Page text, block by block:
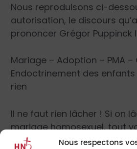
Nous respectons
Nous reproduisons ci-
autorisation, le discours
prononcer Grégor Puppinck
Mariage – Adoption – PMA –
Endoctrinement des enfants
rien
Il ne faut rien lâcher ! Si on
mariage homosexuel, tout
l’adoption, la Procréation